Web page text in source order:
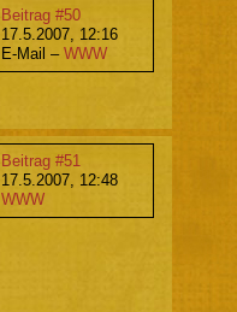
Beitrag #50
17.5.2007, 12:16
E-Mail – WWW
Beitrag #51
17.5.2007, 12:48
WWW